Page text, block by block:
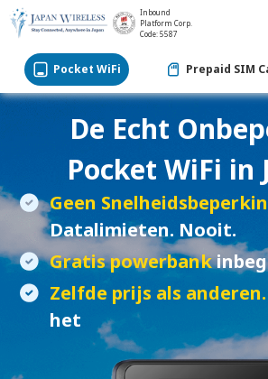
Inbound
Platform Corp.
Code: 5587
Pocket WiFi Prepaid SIM
De Echt
Pocket WiFi in
Geen
Datalimieten. Nooit.
Gratis powerbank
Zelfde prijs als anderen.
het